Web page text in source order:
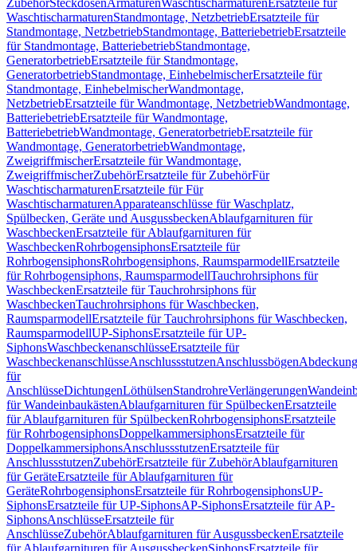
ZubehörSteckdosenArmaturenWaschtischarmaturen Ersatzteile für
WaschtischarmaturenStandmontage, NetzbetriebErsatzteile für
Standmontage, NetzbetriebStandmontage, BatteriebetriebErsatzteile
für Standmontage, BatteriebetriebStandmontage,
GeneratorbetriebErsatzteile für Standmontage,
GeneratorbetriebStandmontage, EinhebelmischerErsatzteile für
Standmontage, EinhebelmischerWandmontage,
NetzbetriebErsatzteile für Wandmontage, NetzbetriebWandmontage,
BatteriebetriebErsatzteile für Wandmontage,
BatteriebetriebWandmontage, GeneratorbetriebErsatzteile für
Wandmontage, GeneratorbetriebWandmontage,
ZweigriffmischerErsatzteile für Wandmontage,
ZweigriffmischerZubehörErsatzteile für ZubehörFür
WaschtischarmaturenErsatzteile für Für
WaschtischarmaturenApparateanschlüsse für Waschplatz,
Spülbecken, Geräte und AusgussbeckenAblaufgarnituren für
WaschbeckenErsatzteile für Ablaufgarnituren für
WaschbeckenRohrbogensiphonsErsatzteile für
RohrbogensiphonsRohrbogensiphons, RaumsparmodellErsatzteile
für Rohrbogensiphons, RaumsparmodellTauchrohrsiphons für
WaschbeckenErsatzteile für Tauchrohrsiphons für
WaschbeckenTauchrohrsiphons für Waschbecken,
RaumsparmodellErsatzteile für Tauchrohrsiphons für Waschbecken,
RaumsparmodellUP-SiphonsErsatzteile für UP-
SiphonsWaschbeckenanschlüsseErsatzteile für
WaschbeckenanschlüsseAnschlussstutzenAnschlussbögen
für
AnschlüsseDichtungenLöthülsenStandrohreVerlängerungen
für WandeinbaukästenAblaufgarnituren für SpülbeckenErsatzteile
für Ablaufgarnituren für SpülbeckenRohrbogensiphonsErsatzteile
für RohrbogensiphonsDoppelkammersiphonsErsatzteile für
DoppelkammersiphonsAnschlussstutzenErsatzteile für
AnschlussstutzenZubehörErsatzteile für ZubehörAblaufgarnituren
für GeräteErsatzteile für Ablaufgarnituren für
GeräteRohrbogensiphonsErsatzteile für RohrbogensiphonsUP-
SiphonsErsatzteile für UP-SiphonsAP-SiphonsErsatzteile für AP-
SiphonsAnschlüsseErsatzteile für
AnschlüsseZubehörAblaufgarnituren für AusgussbeckenErsatzteile
für Ablaufgarnituren für AusgussbeckenSiphonsErsatzteile für